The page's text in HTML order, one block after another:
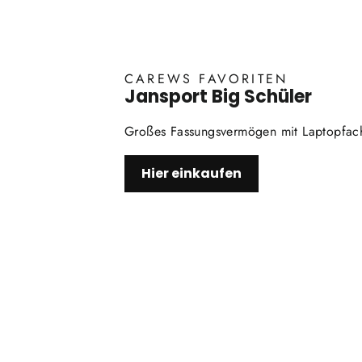
CAREWS FAVORITEN
Jansport Big Schüler
Großes Fassungsvermögen mit
Hier einkaufen